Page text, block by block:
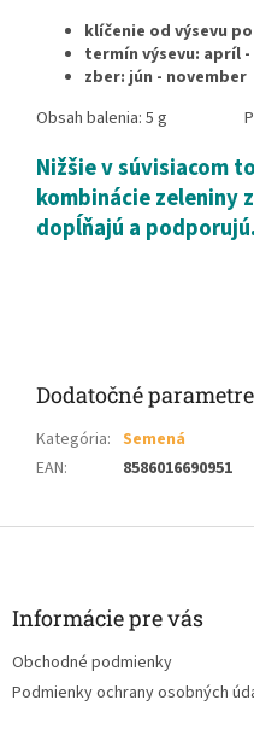
klíčenie od výsevu
termín výsevu: apríl
zber: jún - november
Obsah balenia: 5 g
Nižšie v súvisiacom
kombinácie zeleniny
dopĺňajú a podporujú.
Dodatočné parametre
Kategória: Semená
EAN: 8586016690951
Z
Informácie pre vás
Obchodné podmienky
Podmienky ochrany osobných